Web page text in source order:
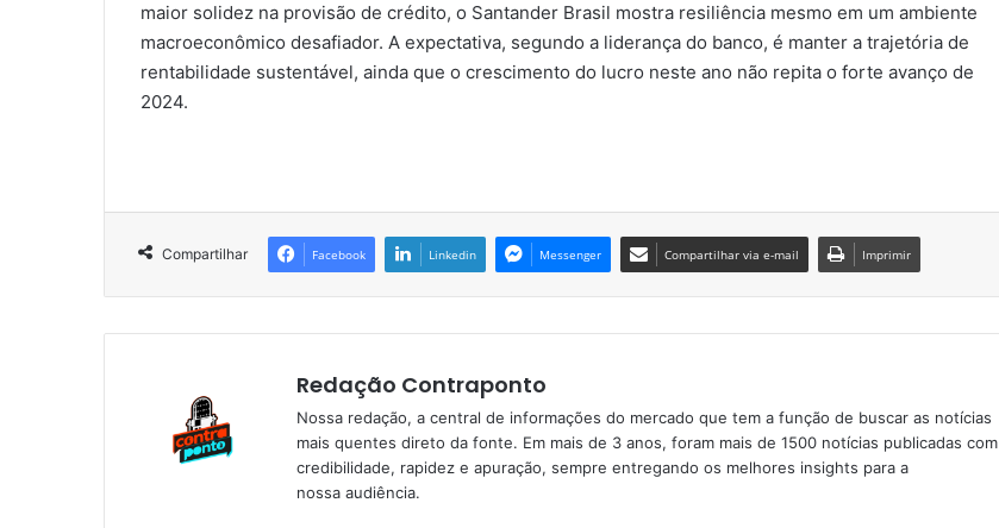
maior solidez na provisão de crédito, o Santander Brasil mostra resiliência mesmo em um ambiente
macroeconômico desafiador. A expectativa, segundo a liderança do banco, é manter a trajetória de
rentabilidade sustentável, ainda que o crescimento do lucro neste ano não repita o forte avanço de
2024.
Compartilhar Facebook Linkedin Messenger Compartilhar via e-mail Imprimir
Redação Contraponto
Nossa redação, a central de informações do mercado que tem a função de buscar as notícias
mais quentes direto da fonte. Em mais de 3 anos, foram mais de 1500 notícias publicadas com
credibilidade, rapidez e apuração, sempre entregando os melhores insights para a
nossa audiência.